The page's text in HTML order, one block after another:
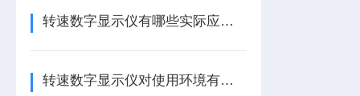
转速数字显示仪有哪些实际应用？
转速数字显示仪对使用环境有哪些要求